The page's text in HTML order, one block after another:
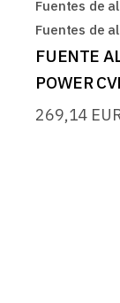
Fuentes de
Fuentes de
FUENTE
POWER
269,14